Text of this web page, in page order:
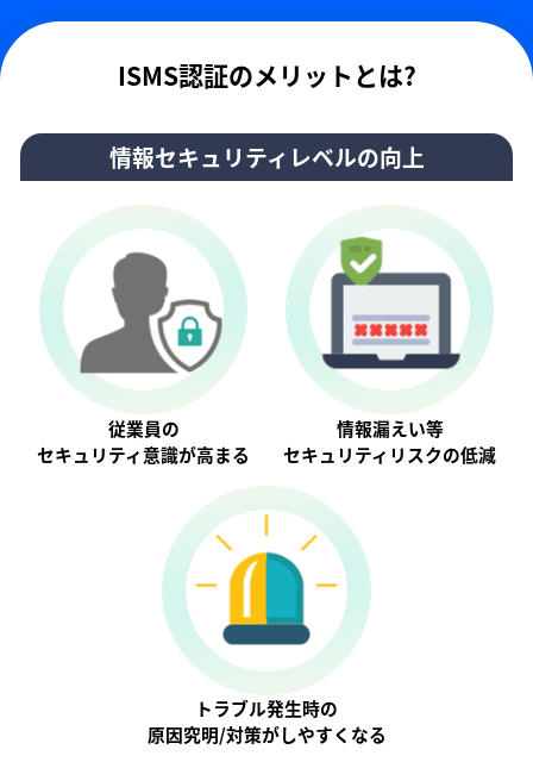
ISMS認証のメリットとは?
情報セキュリティレベルの向上
従業員の
セキュリティ意識が⾼まる
情報漏えい等
セキュリティリスクの低減
トラブル発生時の
原因究明/対策がしやすくなる